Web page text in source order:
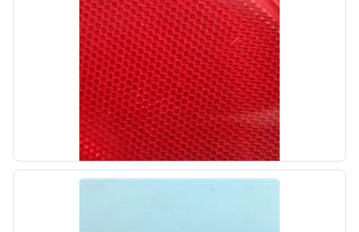
б/у
Кронштейн натяжителя Hyundai IX35 1
2010-2013
OEM: 252852F300
Производитель:
Hyundai-KIA
Цена: 1000,00₽